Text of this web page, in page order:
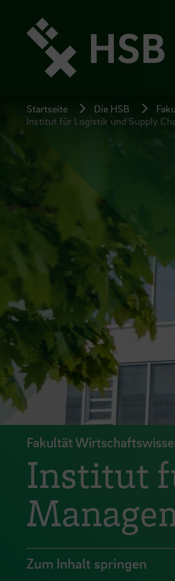
Seiteninhalt
springen
Startseite Die HSB
Institut für Logistik und Supply
Fakultät
Institut
Zum Inhalt springen